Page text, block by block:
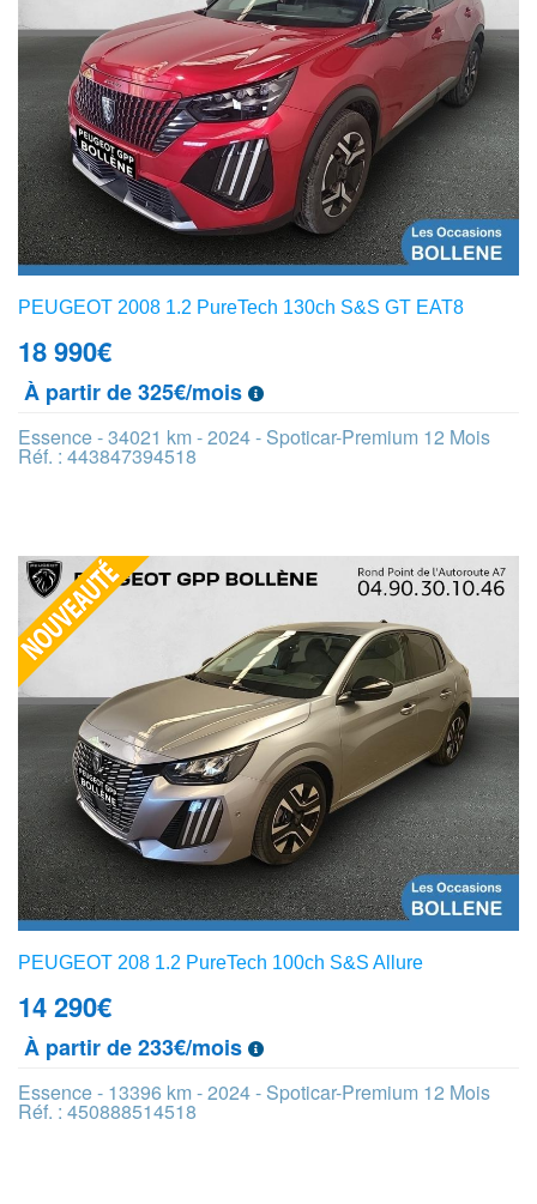
PEUGEOT 2008 1.2 PureTech 130ch S&S GT EAT8
18 990€
À partir de 325€/mois
Essence - 34021 km - 2024 - Spoticar-Premium 12 Mois
Réf. : 443847394518
PEUGEOT 208 1.2 PureTech 100ch S&S Allure
14 290€
À partir de 233€/mois
Essence - 13396 km - 2024 - Spoticar-Premium 12 Mois
Réf. : 450888514518